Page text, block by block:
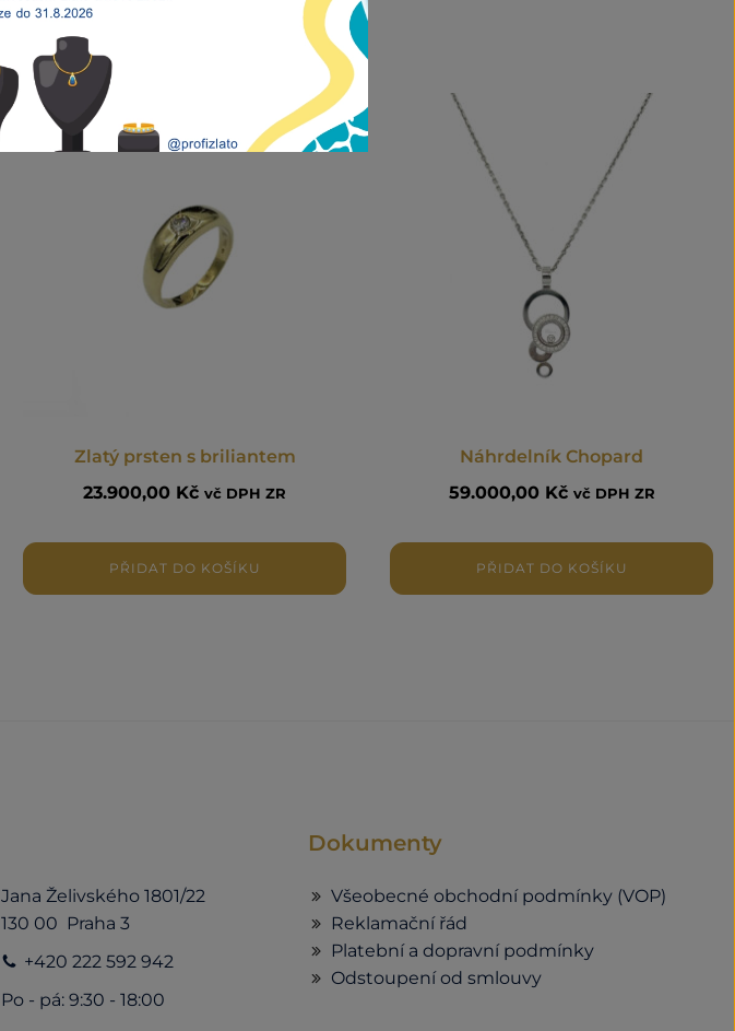
Zlatý prsten s briliantem
23.900,00 Kč vč DPH ZR
PŘIDAT DO KOŠÍKU
Náhrdelník Chopard
59.000,00 Kč vč DPH ZR
PŘIDAT DO KOŠÍKU
Jana Želivského 1801/22
130 00 Praha 3
+420 222 592 942
Po - pá: 9:30 - 18:00
Dokumenty
Všeobecné obchodní podmínky (VOP)
Reklamační řád
Platební a dopravní podmínky
Odstoupení od smlouvy